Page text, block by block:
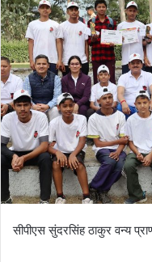
सीपीएस सुंदरसिंह ठाकुर वन्य